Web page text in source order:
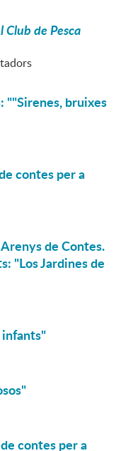
de Pesca
""Sirenes, bruixes
contes per a
de Contes.
"Los Jardines de
infants"
contes per a